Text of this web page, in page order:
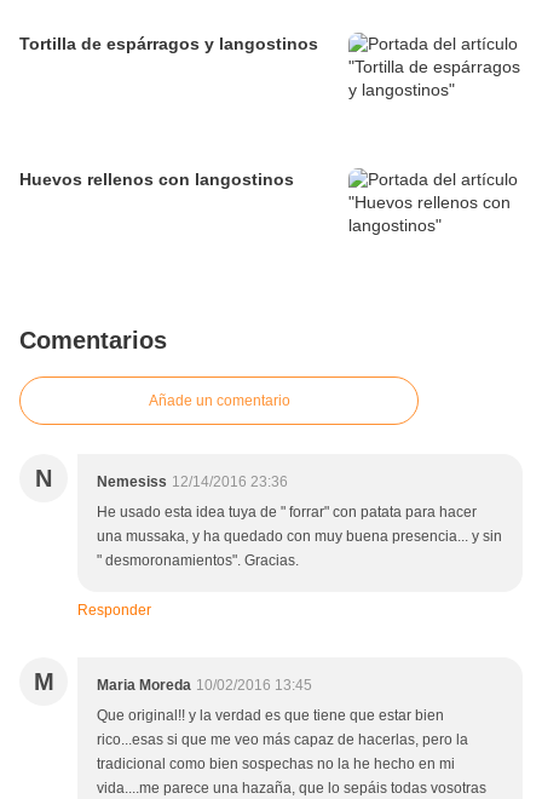
Tortilla de espárragos y langostinos
Huevos rellenos con langostinos
Comentarios
Añade un comentario
N Nemesiss 12/14/2016 23:36
He usado esta idea tuya de " forrar" con patata para hacer
una mussaka, y ha quedado con muy buena presencia... y sin
" desmoronamientos". Gracias.
Responder
M Maria Moreda 10/02/2016 13:45
Que original!! y la verdad es que tiene que estar bien
rico...esas si que me veo más capaz de hacerlas, pero la
tradicional como bien sospechas no la he hecho en mi
vida....me parece una hazaña, que lo sepáis todas vosotras